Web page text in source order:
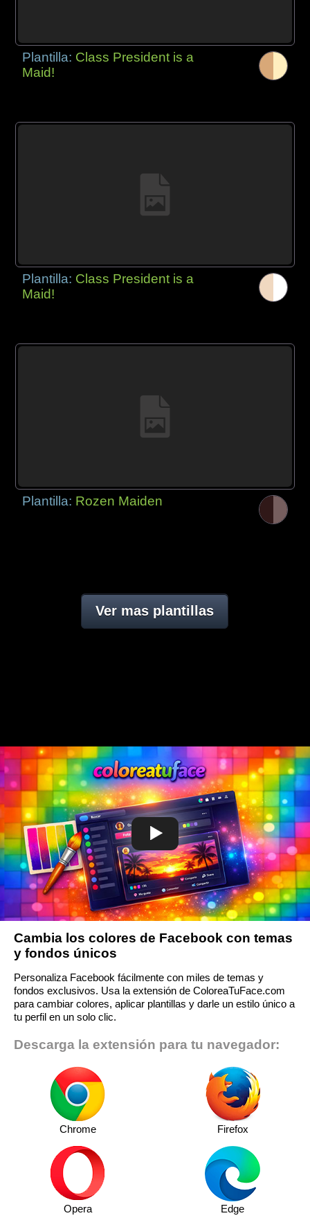
Plantilla: Class President is a
Maid!
Plantilla: Class President is a
Maid!
Plantilla: Rozen Maiden
Ver mas plantillas
Cambia los colores de Facebook con temas
y fondos únicos
Personaliza Facebook fácilmente con miles de temas y
fondos exclusivos. Usa la extensión de ColoreaTuFace.com
para cambiar colores, aplicar plantillas y darle un estilo único a
tu perfil en un solo clic.
Descarga la extensión para tu navegador:
Chrome Firefox
Opera Edge